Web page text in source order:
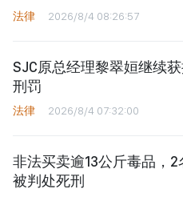
法律 2026/8/4 08:26:57
SJC原总经理黎翠姮继续
刑罚
法律 2026/8/4 07:32:00
非法买卖逾13公斤毒品，2
被判处死刑